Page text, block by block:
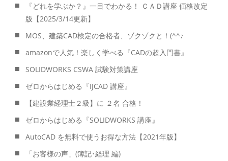
『どれを学ぶか？』一目でわかる！ ＣＡＤ講座 価格改定
版【2025/3/14更新】
MOS、建築CAD検定の合格者、ゾクゾクと！(^^♪
amazonで人気！楽しく学べる『CADの超入門書』
SOLIDWORKS CSWA 試験対策講座
ゼロからはじめる『IJCAD 講座』
【建設業経理士２級】に ２名 合格！
ゼロからはじめる『SOLIDWORKS 講座』
AutoCAD を無料で使うお得な方法【2021年版】
「お客様の声」(簿記･経理 編)